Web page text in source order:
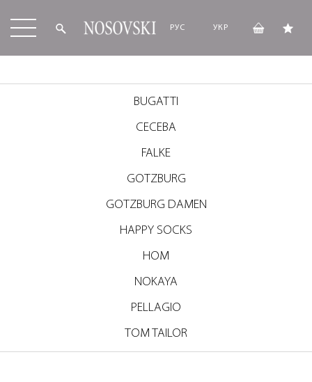
РУС УКР
BUGATTI
CECEBA
FALKE
GOTZBURG
GOTZBURG DAMEN
HAPPY SOCKS
HOM
NOKAYA
PELLAGIO
TOM TAILOR